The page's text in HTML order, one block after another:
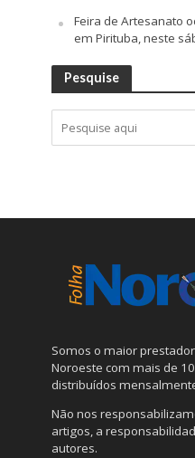
Feira de Artesanato
em Pirituba, neste
Pesquise
Somos o maior
Noroeste com mais de
distribuídos
Não nos
artigos, a
autores.